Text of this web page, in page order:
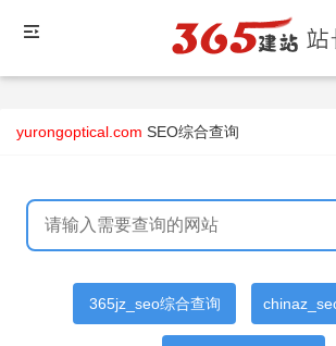
yurongoptical.com SEO综合查询
365jz_seo综合查询